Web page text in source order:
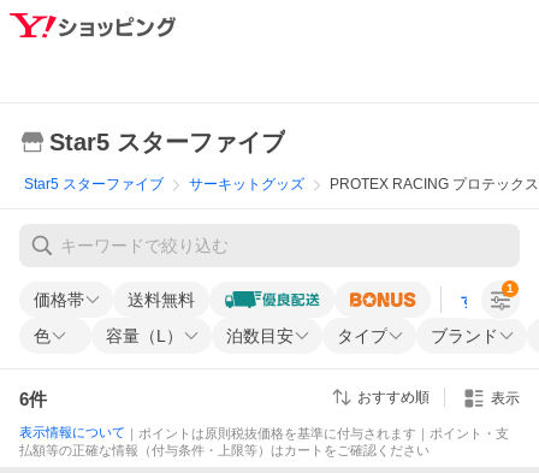
Star5 スターファイブ
Star5 スターファイブ サーキットグッズ PROTEX RACING プロテック
価格帯 送料無料 すべての条
色 容量（L） 泊数目安 タイプ ブランド
1
6件 おすすめ順 表示
表示情報について ｜ポイントは原則税抜価格を基準に付与されます｜ポイント・支
払額等の正確な情報（付与条件・上限等）はカートをご確認ください